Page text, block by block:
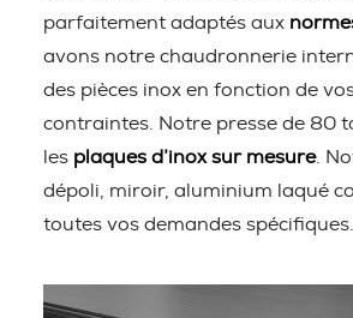
parfaitement adaptés aux
avons notre chaudronnerie
des pièces inox en fonction de
contraintes. Notre presse de 80
les plaques d’inox sur mesure.
dépoli, miroir, aluminium laqué
toutes vos demandes spécifiques.